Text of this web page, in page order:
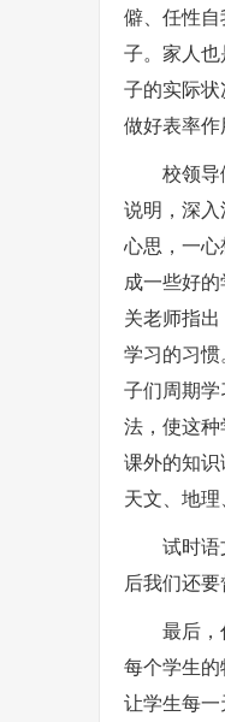
僻、任性
子。家人
子的实际
做好表率
校领导
说明，深入
心思，一
成一些好
关老师指
学习的习
子们周期
法，使这
课外的知
天文、地
试时
后我们还
最后
每个学生
让学生每